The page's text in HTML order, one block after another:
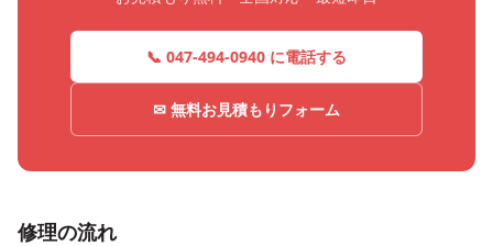
📞 047-494-0940 に電話する
✉ 無料お見積もりフォーム
修理の流れ